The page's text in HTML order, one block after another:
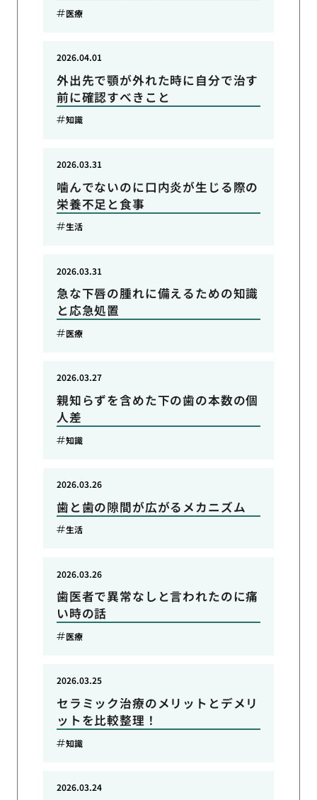
医療
外出先で顎が外れた時に自分で治す
前に確認すべきこと
2026.04.01
知識
噛んでないのに口内炎が生じる際の
栄養不足と食事
2026.03.31
生活
急な下唇の腫れに備えるための知識
と応急処置
2026.03.31
医療
親知らずを含めた下の歯の本数の個
人差
2026.03.27
知識
歯と歯の隙間が広がるメカニズム
2026.03.26
生活
歯医者で異常なしと言われたのに痛
い時の話
2026.03.26
医療
セラミック治療のメリットとデメリ
ットを比較整理！
2026.03.25
知識
2026.03.24